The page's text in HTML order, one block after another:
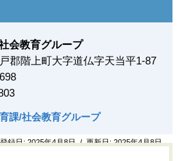
教育グループ
郡階上町大字道仏字天当平1-87
課/社会教育グループ
登録日:2025年4月8日 / 更新日:2025年4月8日